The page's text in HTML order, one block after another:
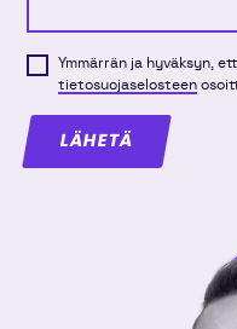
Ymmärrän ja hyväksyn,
tietosuojaselosteen